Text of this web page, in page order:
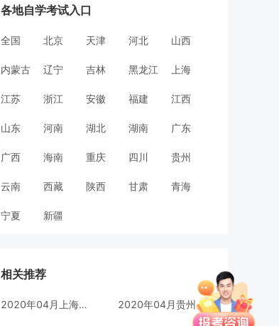
各地自学考试入口
全国 北京 天津 河北 山西
内蒙古 辽宁 吉林 黑龙江 上海
江苏 浙江 安徽 福建 江西
山东 河南 湖北 湖南 广东
广西 海南 重庆 四川 贵州
云南 西藏 陕西 甘肃 青海
宁夏 新疆
相关推荐
2020年04月上海成绩查询入口 2020年04月贵州成绩查询入口